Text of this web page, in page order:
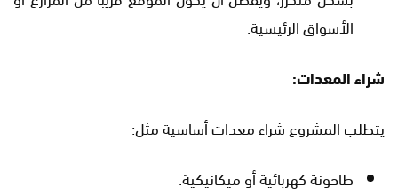
الأسواق الرئيسية.
شراء المعدات:
يتطلب المشروع شراء معدات أساسية مثل:
طاحونة كهربائية أو ميكانيكية.